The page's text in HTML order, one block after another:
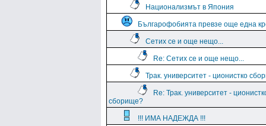
Национализмът в Япония
Българофобията превзе още една
Сетих се и още нещо...
Re: Сетих се и още нещо...
Трак. университет - ционистко
Re: Трак. университет -
сборище?
!!! ИМА НАДЕЖДА !!!